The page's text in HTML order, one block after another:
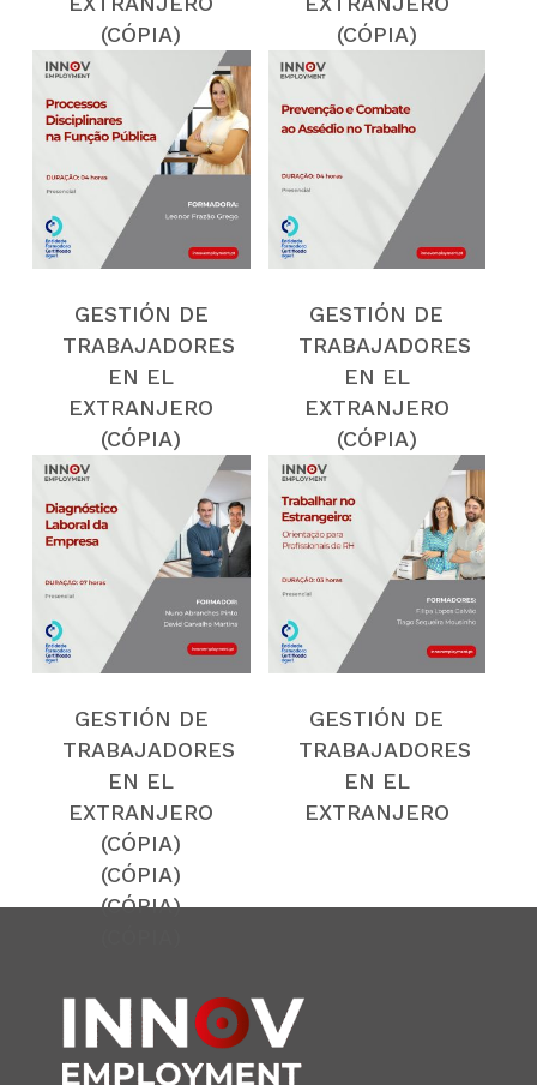
NO HAY PRODUCTOS EN EL
CARRITO.
(CÓPIA)
(CÓPIA)
(CÓPIA)
(CÓPIA)
(CÓPIA)
(CÓPIA)
(CÓPIA)
(CÓPIA)
(CÓPIA)
(CÓPIA)
GESTIÓN DE
TRABAJADORES
EN EL
EXTRANJERO
(CÓPIA)
(CÓPIA)
(CÓPIA)
(CÓPIA)
GESTIÓN DE
TRABAJADORES
EN EL
EXTRANJERO
(CÓPIA)
(CÓPIA)
(CÓPIA)
GESTIÓN DE
TRABAJADORES
EN EL
EXTRANJERO
(CÓPIA)
(CÓPIA)
(CÓPIA)
GESTIÓN DE
TRABAJADORES
EN EL
EXTRANJERO